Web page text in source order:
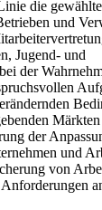
die
und
Jugend- und
der
der
und
von